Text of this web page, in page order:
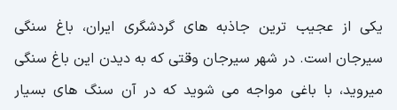
یکی از عجیب ترین جاذبه های گردشگری ایران، باغ سنگی
سیرجان است. در شهر سیرجان وقتی که به دیدن این باغ سنگی
میروید، با باغی مواجه می شوید که در آن سنگ های بسیار